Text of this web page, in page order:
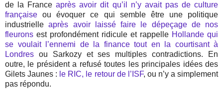
de la Franceaprès avoir dit qu’il n’y avait pas de culture
française ou évoquer ce qui semble être une politique
industrielleaprès avoir laissé faire le dépeçage de nos
fleurons est profondément ridicule et rappelle Hollande qui
se voulait l’ennemi de la finance tout en la courtisant à
Londres ou Sarkozy et ses multiples contradictions. En
outre, le président a refusé toutes les principales idées des
Gilets Jaunes : le RIC, le retour de l’ISF, ou n’y a simplement
pas répondu.